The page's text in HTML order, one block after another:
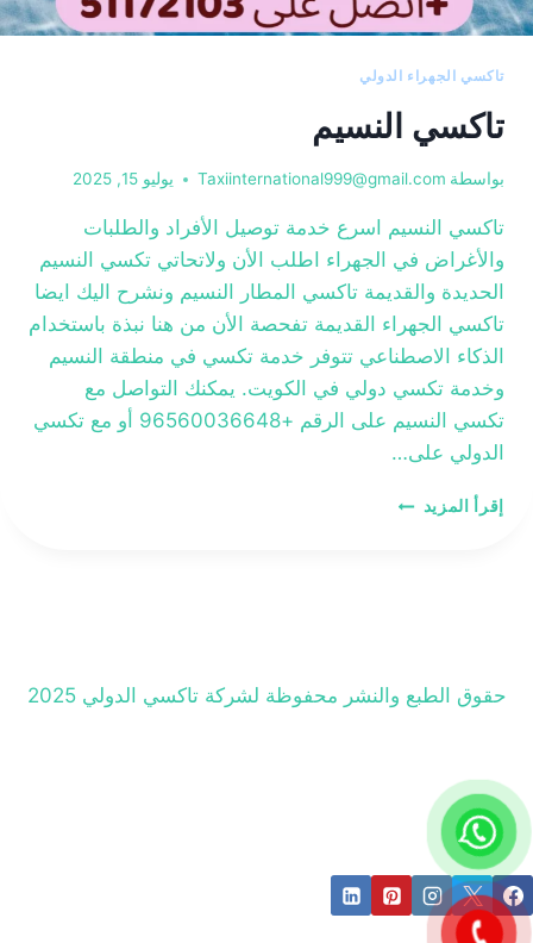
تاكسي الجهراء الدولي
تاكسي النسيم
بواسطة Taxiinternational999@gmail.com يوليو 15, 2025
تاكسي النسيم اسرع خدمة توصيل الأفراد والطلبات
والأغراض في الجهراء اطلب الأن ولاتحاتي تكسي النسيم
الحديدة والقديمة تاكسي المطار النسيم ونشرح اليك ايضا
تاكسي الجهراء القديمة تفحصة الأن من هنا نبذة باستخدام
الذكاء الاصطناعي تتوفر خدمة تكسي في منطقة النسيم
وخدمة تكسي دولي في الكويت. يمكنك التواصل مع
تكسي النسيم على الرقم +96560036648 أو مع تكسي
الدولي على…
إقرأ المزيد تاكسي
حقوق الطبع والنشر محفوظة لشركة تاكسي الدولي 2025